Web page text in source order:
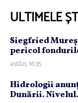
ULTIMELE
Siegfried
pericol
astăzi, 16:35
Hidrologii
Dunării.